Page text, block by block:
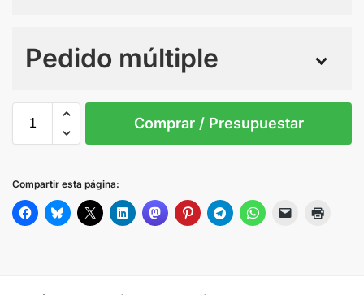
Pedido múltiple
S/T
Comprar / Presupuestar
Compartir esta página: